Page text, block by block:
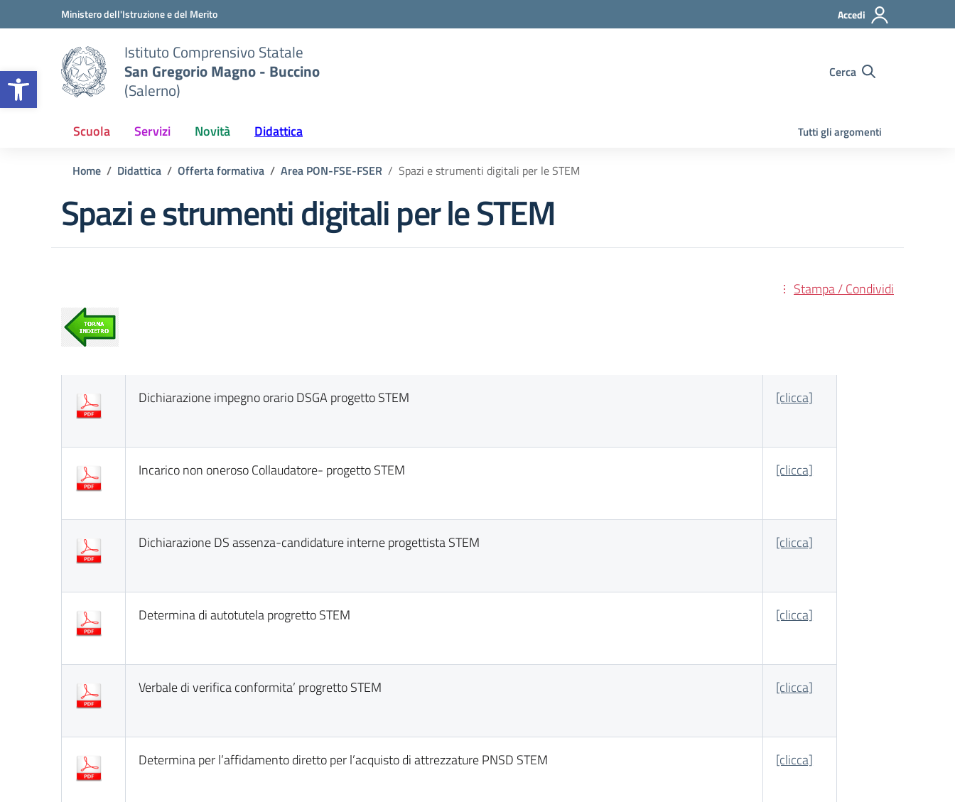
Apri la barra degli strumenti
Vai ai contenuti
Vai al menu di navigazioneMinistero dell'Istruzione e del Merito Accedi
Istituto Comprensivo Statale
San Gregorio Magno - Buccino
(Salerno)
Cerca
Scuola Servizi Novità Didattica Tutti gli argomenti
Home Didattica Offerta formativa Area PON-FSE-FSER Spazi e strumenti digitali per le STEM
Spazi e strumenti digitali per le STEM
Stampa / Condividi
Dichiarazione impegno orario DSGA progetto STEM [clicca]
Incarico non oneroso Collaudatore- progetto STEM [clicca]
Dichiarazione DS assenza-candidature interne progettista STEM [clicca]
Determina di autotutela progretto STEM [clicca]
Verbale di verifica conformita’ progretto STEM [clicca]
Determina per l’affidamento diretto per l’acquisto di attrezzature PNSD STEM [clicca]